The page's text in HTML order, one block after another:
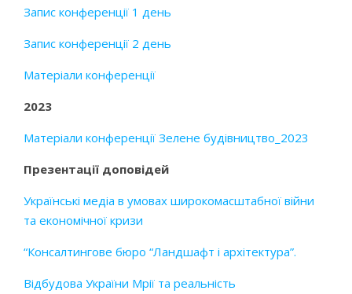
Запис конференції 1 день
Запис конференції 2 день
Матеріали конференції
2023
Матеріали конференції Зелене будівництво_2023
Презентації доповідей
Українські медіа в умовах широкомасштабної війни
та економічної кризи
“Консалтингове бюро “Ландшафт і архітектура”.
Відбудова України Мрії та реальність